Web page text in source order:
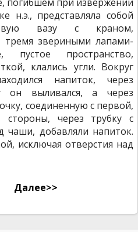
погибшем при извержении
н.э., представляла собой
вазу с краном,
звериными лапами-
пространство,
клались угли. Вокруг
напиток, через
он выливался, а через
соединенную с первой,
через трубку с
добавляли напиток.
исключая отверстия над
Далее>>